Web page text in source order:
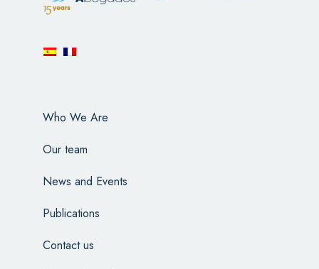
Who We Are
Our team
News and Events
Publications
Contact us